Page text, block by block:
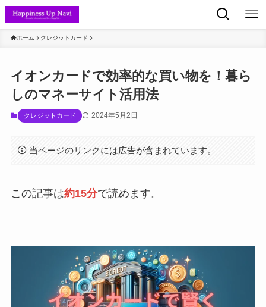
ホーム クレジットカード
イオンカードで効率的な買い物を！暮ら
しのマネーサイト活用法
クレジットカード 2024年5月2日
当ページのリンクには広告が含まれています。
この記事は約15分で読めます。